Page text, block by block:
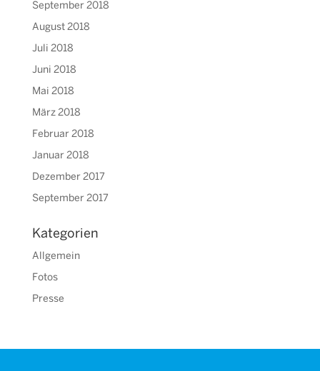
September 2018
August 2018
Juli 2018
Juni 2018
Mai 2018
März 2018
Februar 2018
Januar 2018
Dezember 2017
September 2017
Kategorien
Allgemein
Fotos
Presse